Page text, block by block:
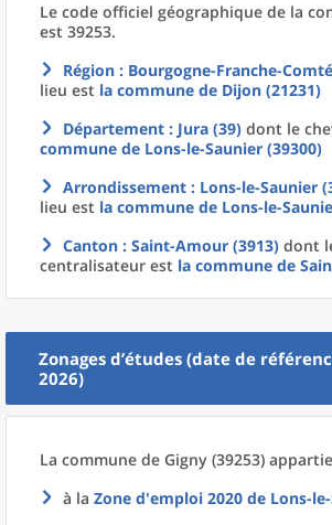
Le code officiel géographique de la
est 39253.
Région : Bourgogne-Franche-
lieu est la commune de Dijon (21231)
Département : Jura (39) dont le
commune de Lons-le-Saunier (39300)
Arrondissement : Lons-le-Saunier
lieu est la commune de Lons-le-
Canton : Saint-Amour (3913) dont
centralisateur est la commune de
Zonages d’études (date de
2026)
La commune de Gigny (39253)
à la Zone d'emploi 2020 de Lons-